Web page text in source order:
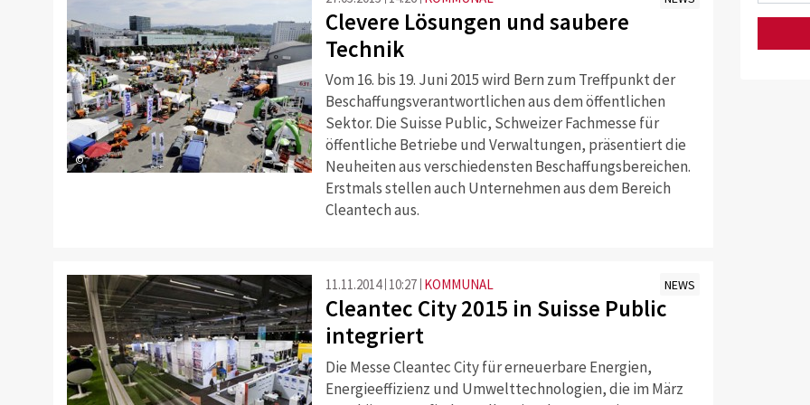
©
Clevere Lösungen und saubere
Technik
Vom 16. bis 19. Juni 2015 wird Bern zum Treffpunkt der
Beschaffungsverantwortlichen aus dem öffentlichen
Sektor. Die Suisse Public, Schweizer Fachmesse für
öffentliche Betriebe und Verwaltungen, präsentiert die
Neuheiten aus verschiedensten Beschaffungsbereichen.
Erstmals stellen auch Unternehmen aus dem Bereich
Cleantech aus.
11.11.2014 10:27 KOMMUNAL NEWS
Cleantec City 2015 in Suisse Public
integriert
Die Messe Cleantec City für erneuerbare Energien,
Energieeffizienz und Umwelttechnologien, die im März